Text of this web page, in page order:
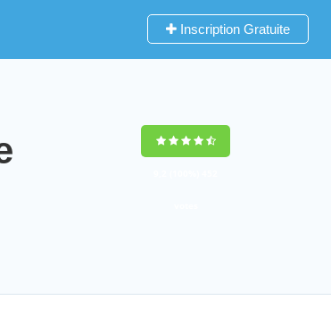
Inscription Gratuite